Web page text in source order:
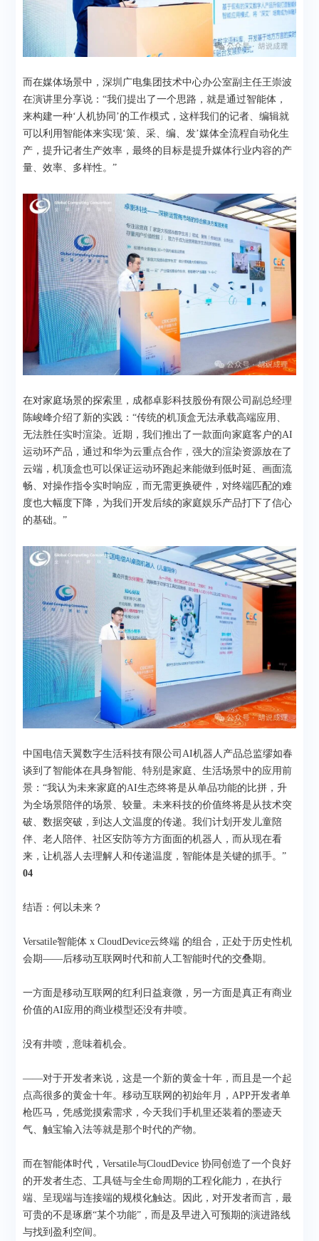
而在媒体场景中，深圳广电集团技术中心办公室副主任王崇波
在演讲里分享说：“我们提出了一个思路，就是通过智能体，
来构建一种‘人机协同’的工作模式，这样我们的记者、编辑就
可以利用智能体来实现‘策、采、编、发’媒体全流程自动化生
产，提升记者生产效率，最终的目标是提升媒体行业内容的产
量、效率、多样性。”
在对家庭场景的探索里，成都卓影科技股份有限公司副总经理
陈峻峰介绍了新的实践：“传统的机顶盒无法承载高端应用、
无法胜任实时渲染。近期，我们推出了一款面向家庭客户的AI
运动环产品，通过和华为云重点合作，强大的渲染资源放在了
云端，机顶盒也可以保证运动环跑起来能做到低时延、画面流
畅、对操作指令实时响应，而无需更换硬件，对终端匹配的难
度也大幅度下降，为我们开发后续的家庭娱乐产品打下了信心
的基础。”
中国电信天翼数字生活科技有限公司AI机器人产品总监缪如春
谈到了智能体在具身智能、特别是家庭、生活场景中的应用前
景：“我认为未来家庭的AI生态终将是从单品功能的比拼，升
为全场景陪伴的场景、较量。未来科技的价值终将是从技术突
破、数据突破，到达人文温度的传递。我们计划开发儿童陪
伴、老人陪伴、社区安防等方方面面的机器人，而从现在看
来，让机器人去理解人和传递温度，智能体是关键的抓手。”
04
结语：何以未来？
Versatile智能体 x CloudDevice云终端 的组合，正处于历史性机
会期——后移动互联网时代和前人工智能时代的交叠期。
一方面是移动互联网的红利日益衰微，另一方面是真正有商业
价值的AI应用的商业模型还没有井喷。
没有井喷，意味着机会。
——对于开发者来说，这是一个新的黄金十年，而且是一个起
点高很多的黄金十年。移动互联网的初始年月，APP开发者单
枪匹马，凭感觉摸索需求，今天我们手机里还装着的墨迹天
气、触宝输入法等就是那个时代的产物。
而在智能体时代，Versatile与CloudDevice 协同创造了一个良好
的开发者生态、工具链与全生命周期的工程化能力，在执行
端、呈现端与连接端的规模化触达。因此，对开发者而言，最
可贵的不是琢磨“某个功能”，而是及早进入可预期的演进路线
与找到盈利空间。